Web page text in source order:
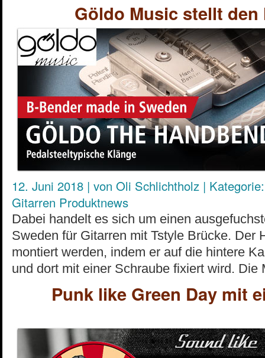
Göldo Music stellt den
12. Juni 2018 | von Oli Schlichtholz | Kategorie:
Gitarren Produktnews
Dabei handelt es sich um einen
Sweden für Gitarren mit Tstyle Brücke. Der
montiert werden, indem er auf die hintere
und dort mit einer Schraube fixiert wird.
Punk like Green Day mit